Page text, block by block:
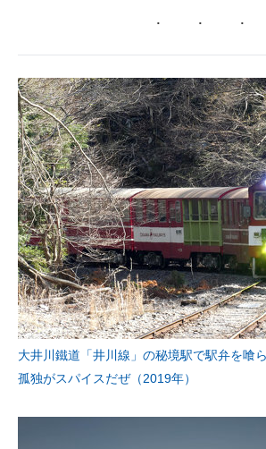
大井川鐵道「井川線」の秘境駅で駅弁を喰
孤独がスパイスだぜ（2019年）